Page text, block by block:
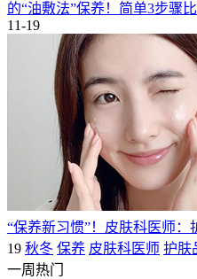
的“油敷法”保养！简单3步骤
11-19
“保养新习惯”！皮肤科医师：
19 秋冬 保养 皮肤科医师 护肤
一周热门